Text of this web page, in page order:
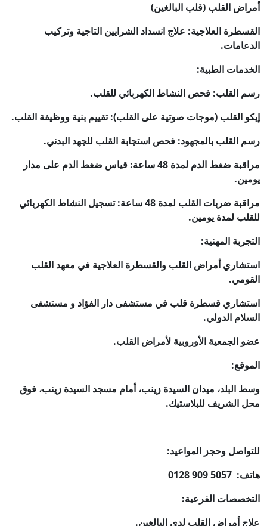
أمراض القلب (قلب البالغين)
القسطرة العلاجية: علاج انسداد الشرايين التاجية وتركيب
الدعامات.
الخدمات الطبية:
رسم القلب: فحص النشاط الكهربائي للقلب.
إيكو القلب (موجات صوتية على القلب): تقييم بنية ووظيفة القلب.
رسم القلب بالمجهود: فحص استجابة القلب للجهد البدني.
مراقبة ضغط الدم لمدة 48 ساعة: قياس ضغط الدم على مدار
يومين.
مراقبة ضربات القلب لمدة 48 ساعة: تسجيل النشاط الكهربائي
للقلب لمدة يومين.
التجربة المهنية:
استشاري أمراض القلب والقسطرة العلاجية في معهد القلب
القومي.
استشاري قسطرة قلب في مستشفى دار الفؤاد و مستشفى
السلام الدولي.
عضو الجمعية الأوروبية لأمراض القلب.
الموقع:
وسط البلد، ميدان السيدة زينب، أمام مسجد السيدة زينب، فوق
محل الشريف للبلاستيك.
للتواصل وحجز المواعيد:
هاتف: ‎0128 909 5057
التخصصات الفرعية:
علاج أمراض القلب لدى البالغين.